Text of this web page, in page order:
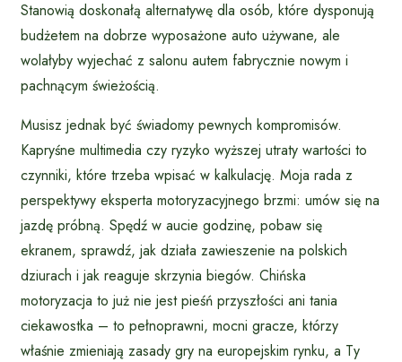
Stanowią doskonałą alternatywę dla osób, które dysponują
budżetem na dobrze wyposażone auto używane, ale
wolałyby wyjechać z salonu autem fabrycznie nowym i
pachnącym świeżością.
Musisz jednak być świadomy pewnych kompromisów.
Kapryśne multimedia czy ryzyko wyższej utraty wartości to
czynniki, które trzeba wpisać w kalkulację. Moja rada z
perspektywy eksperta motoryzacyjnego brzmi: umów się na
jazdę próbną. Spędź w aucie godzinę, pobaw się
ekranem, sprawdź, jak działa zawieszenie na polskich
dziurach i jak reaguje skrzynia biegów. Chińska
motoryzacja to już nie jest pieśń przyszłości ani tania
ciekawostka – to pełnoprawni, mocni gracze, którzy
właśnie zmieniają zasady gry na europejskim rynku, a Ty